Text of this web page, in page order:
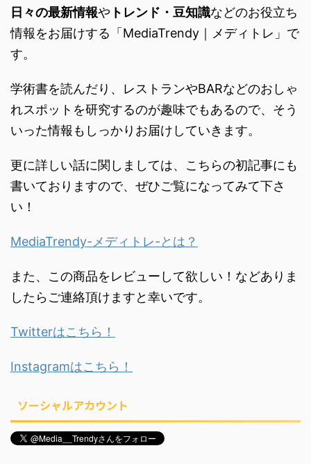
日々の最新情報や トレンド・ 豆知識などのお役立ち
情報をお届けする「 MediaTrendy｜メディトレ」で
す。
学術書を読んだり、 レストランやBARなどのおしゃ
れスポットを研究するのが趣味でもあるので、 そう
いった情報もしっかりお届けしていきます。
更に詳しい話に関しましては、こちらの初記事にも
書いておりますので、ぜひご覧になってみて下さ
い！
MediaTrendy-メディトレ-とは？
また、この商品をレビューして欲しい！などありま
したらご連絡頂けますと幸いです。
Twitterはこちら！
Instagramはこちら！
ソーシャルアカウント